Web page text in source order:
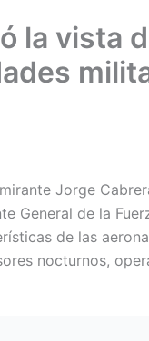
la vista
Jorge
General de la
de las
nocturnos,